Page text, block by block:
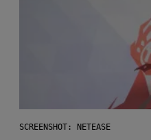
SCREENSHOT: NETEASE